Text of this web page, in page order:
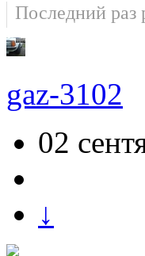
Последний раз
gaz-3102
02
↓